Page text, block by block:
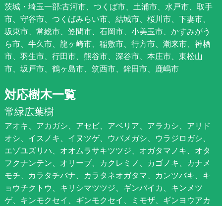
茨城・埼玉一部:古河市、つくば市、土浦市、水戸市、取手
市、守谷市、つくばみらい市、結城市、桜川市、下妻市、
坂東市、常総市、笠間市、石岡市、小美玉市、かすみがう
ら市、牛久市、龍ヶ崎市、稲敷市、行方市、潮来市、神栖
市、羽生市、行田市、熊谷市、深谷市、本庄市、東松山
市、坂戸市、鶴ヶ島市、筑西市、鉾田市、鹿嶋市
対応樹木一覧
常緑広葉樹
アオキ、アカガシ、アセビ、アベリア、アラカシ、アリド
オシ、イスノキ、イヌツゲ、ウバメガシ、ウラジロガシ、
エゾユズリハ、オオムラサキツツジ、オガタマノキ、オタ
フクナンテン、オリーブ、カクレミノ、カゴノキ、カナメ
モチ、カラタチバナ、カラタネオガタマ、カンツバキ、キ
ョウチクトウ、キリシマツツジ、ギンバイカ、キンメツ
ゲ、キンモクセイ、ギンモクセイ、ミモザ、ギンヨウアカ